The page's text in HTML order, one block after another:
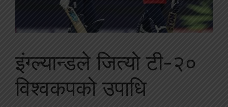
इंग्ल्यान्डले जित्यो टी-२०
विश्वकपको उपाधि